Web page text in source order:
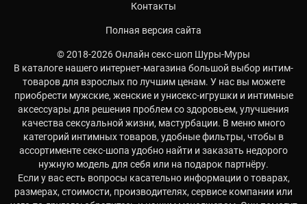
Контакты
Полная версия сайта
© 2018-2026 Онлайн секс-шоп Шуры-Муры
В каталоге нашего интернет-магазина большой выбор интим-
товаров для взрослых по лучшим ценам. У нас вы можете
приобрести мужские, женские и унисекс-игрушки и интимные
аксессуары для решения проблем со здоровьем, улучшения
качества сексуальной жизни, мастурбации. В меню много
категорий интимных товаров, удобные фильтры, чтобы в
ассортименте секс-шопа удобно найти и заказать недорого
нужную модель для себя или на подарок партнёру.
Если у вас есть вопросы касательно информации о товарах,
размерах, стоимости, производителях, сервисе компании или